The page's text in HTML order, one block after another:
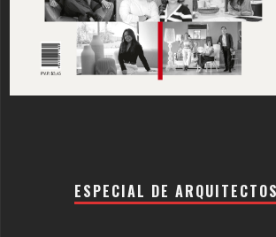
ESPECIAL DE